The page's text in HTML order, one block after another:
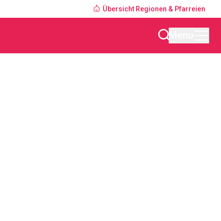
Übersicht Regionen & Pfarreien